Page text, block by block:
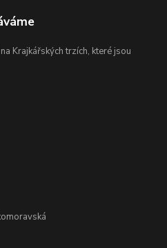
Krajkářských trzích, které jsou